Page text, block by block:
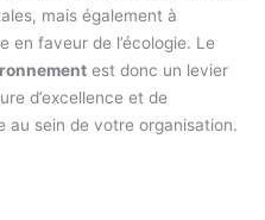
mais également à
en faveur de l’écologie. Le
est donc un levier
d’excellence et de
au sein de votre organisation.